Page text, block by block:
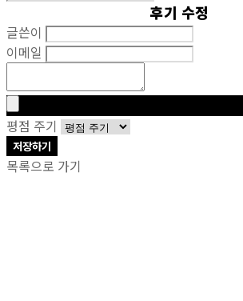
후기 수정
글쓴이
이메일
평점 주기
저장하기
목록으로 가기